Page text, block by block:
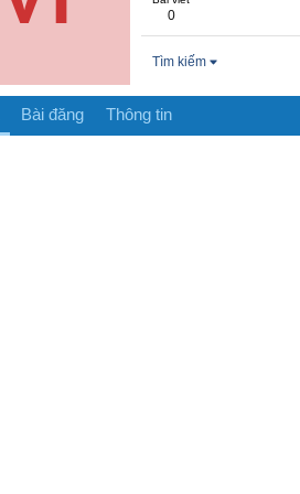
0
Tìm kiếm
Bài đăng Thông tin